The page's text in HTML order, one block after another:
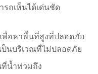
ถเห็นได้เด่นชัด
พื่อหาพื้นที่สูงที่ปลอดภัย
ป็นบริเวณที่ไม่ปลอดภัย
ที่น้ำท่วมถึง